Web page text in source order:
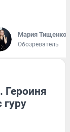
Мария Тищенко
Обозреватель
Героиня